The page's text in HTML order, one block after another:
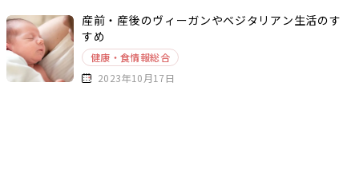
産前・産後のヴィーガンやベジタリアン生活のす
すめ
健康・食情報総合
2023年10月17日